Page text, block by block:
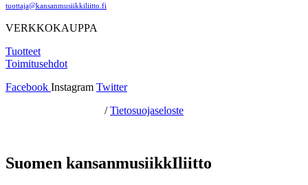
tuottaja@kansanmusiikkiliitto.fi
VERKKOKAUPPA
Tuotteet
Toimitusehdot
Facebook Instagram Twitter
/Tietosuojaseloste
Suomen kansanmusiikkIliitto